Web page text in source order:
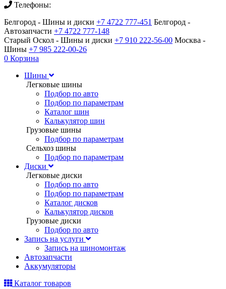
Телефоны:
Белгород - Шины и диски +7 4722 777-451 Белгород -
Автозапчасти +7 4722 777-148
Старый Оскол - Шины и диски +7 910 222-56-00 Москва -
Шины +7 985 222-00-26
0 Корзина
Шины
Легковые шины
Подбор по авто
Подбор по параметрам
Каталог шин
Калькулятор шин
Грузовые шины
Подбор по параметрам
Сельхоз шины
Подбор по параметрам
Диски
Легковые диски
Подбор по авто
Подбор по параметрам
Каталог дисков
Калькулятор дисков
Грузовые диски
Подбор по авто
Запись на услуги
Запись на шиномонтаж
Автозапчасти
Аккумуляторы
Каталог товаров